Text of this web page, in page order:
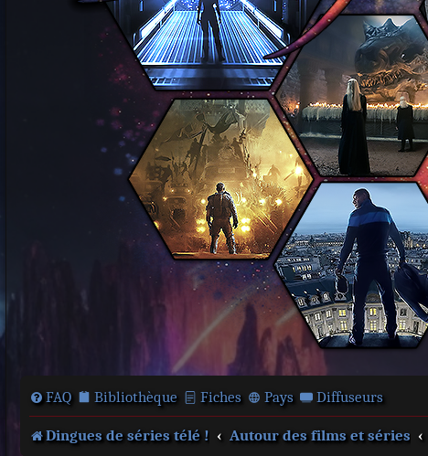
FAQ Bibliothèque Fiches Pays Diffuseurs
Dingues de séries télé ! Autour des films et séries